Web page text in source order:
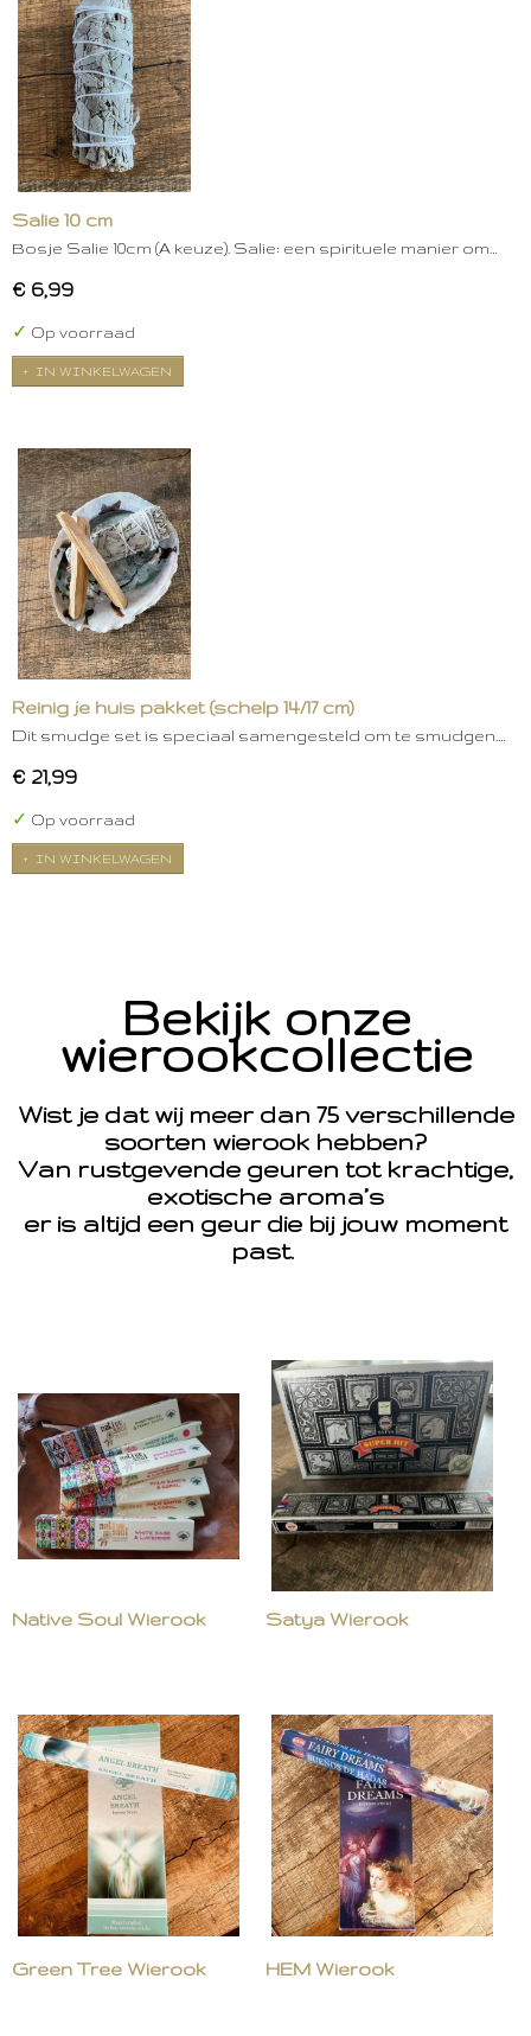
Salie 10 cm
Bosje Salie 10cm (A keuze). Salie: een spirituele manier om…
€ 6,99
✓ Op voorraad
IN WINKELWAGEN
Reinig je huis pakket (schelp 14/17 cm)
Dit smudge set is speciaal samengesteld om te smudgen.…
€ 21,99
✓ Op voorraad
IN WINKELWAGEN
Bekijk onze
wierookcollectie
Wist je dat wij meer dan 75 verschillende
soorten wierook hebben?
Van rustgevende geuren tot krachtige,
exotische aroma’s
er is altijd een geur die bij jouw moment
past.
Native Soul Wierook Satya Wierook
Green Tree Wierook HEM Wierook